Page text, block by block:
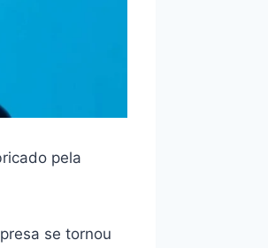
pela
se tornou